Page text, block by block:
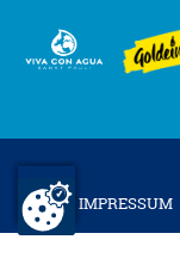
IMPRESSUM